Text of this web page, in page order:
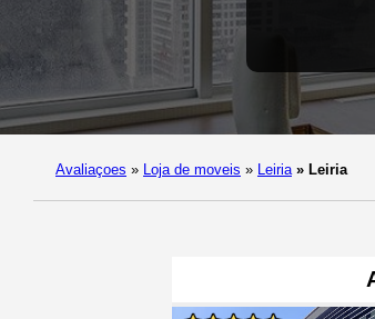
Avaliaçoes » Loja de moveis » Leiria » Leiria